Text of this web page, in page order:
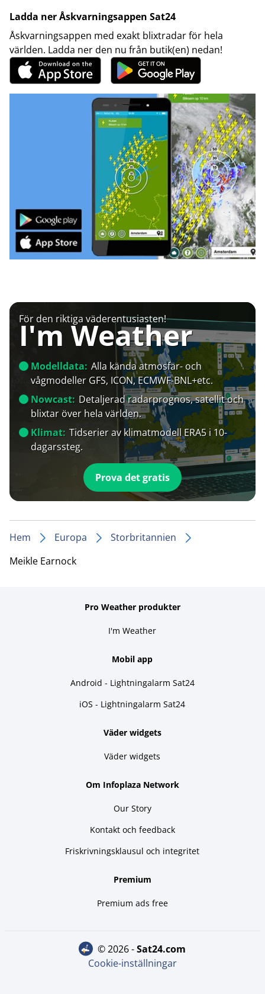
Ladda ner Åskvarningsappen Sat24
Åskvarningsappen med exakt blixtradar för hela
världen. Ladda ner den nu från butik(en) nedan!
För den riktiga väderentusiasten!
I'm Weather
Modelldata: Alla kända atmosfär- och
vågmodeller GFS, ICON, ECMWF-BNL+etc.
Nowcast: Detaljerad radarprognos, satellit och
blixtar över hela världen.
Klimat: Tidserier av klimatmodell ERA5 i 10-
dagarssteg.
Prova det gratis
Hem Europa
Storbritannien
Meikle Earnock
Pro Weather produkter
I'm Weather
Mobil app
Android - Lightningalarm Sat24
iOS - Lightningalarm Sat24
Väder widgets
Väder widgets
Om Infoplaza Network
Our Story
Kontakt och feedback
Friskrivningsklausul och integritet
Premium
Premium ads free
© 2026 - sat24.com
Cookie-inställningar